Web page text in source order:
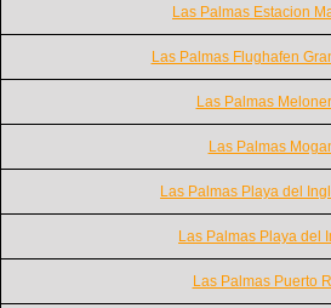
Las Palmas Estacion
Las Palmas Flughafen
Las Palmas
Las Palmas
Las Palmas Playa del
Las Palmas Playa del
Las Palmas Puerto